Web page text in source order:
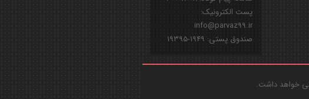
پست الکترونیک:
info@parvaz99.ir
صندوق پستی: ۱۹۴۹-۱۹۳۹۵
خواهد داشت.